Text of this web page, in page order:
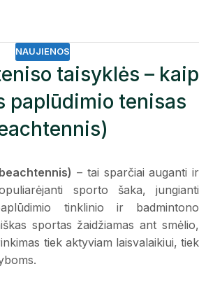
NAUJIENOS
taisyklės – kaip
paplūdimio tenisas
– tai sparčiai auganti ir
sporto šaka, jungianti
tinklinio ir badmintono
sportas žaidžiamas ant smėlio,
tiek aktyviam laisvalaikiui, tiek